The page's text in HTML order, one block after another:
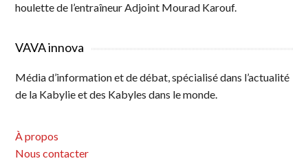
houlette de l’entraîneur Adjoint Mourad Karouf.
VAVA innova
Média d’information et de débat, spécialisé dans l’actualité
de la Kabylie et des Kabyles dans le monde.
À propos
Nous contacter